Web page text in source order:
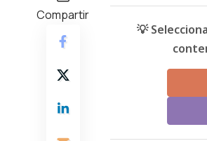
Compartir
💡